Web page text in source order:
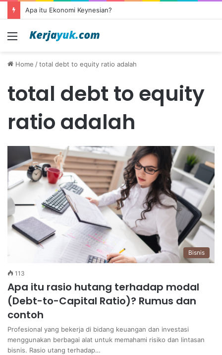
Apa itu Ekonomi Keynesian?
Menu
Home /total debt to equity ratio adalah
total debt to equity
ratio adalah
Bisnis
113
Apa itu rasio hutang terhadap modal
(Debt-to-Capital Ratio)? Rumus dan
contoh
Profesional yang bekerja di bidang keuangan dan investasi
menggunakan berbagai alat untuk memahami risiko dan lintasan
bisnis. Rasio utang terhadap…